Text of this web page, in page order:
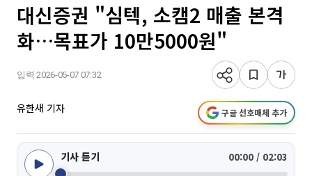
대신증권 "심텍, 소캠2 매출 본격
화…목표가 10만5000원"
입력 2026-05-07 07:32
유한새 기자 구글 선호매체 추가
기사 듣기 00:00 / 02:03